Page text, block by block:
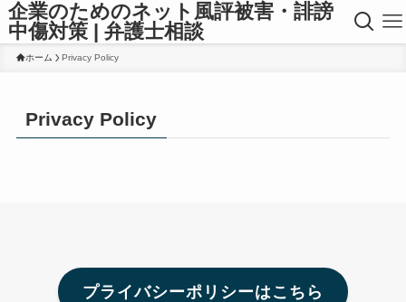
企業のためのネット風評被害・誹謗
中傷対策 | 弁護士相談
ホーム Privacy Policy
Privacy Policy
プライバシーポリシーはこちら